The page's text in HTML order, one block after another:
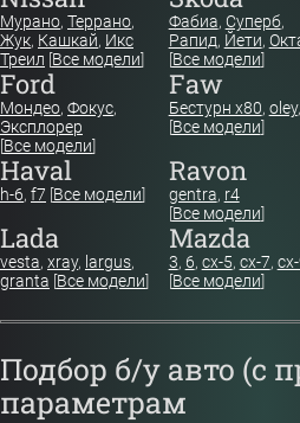
Мурано, Террано,
Жук, Кашкай, Икс
Треил [Все модели]
Фабиа, Суперб,
Рапид, Йети,
[Все модели]
Ford
Мондео, Фокус,
Эксплорер
[Все модели]
Faw
Бестурн х80, oley,
[Все модели]
Haval
h-6, f7 [Все модели]
Ravon
gentra, r4
[Все модели]
Lada
vesta, xray, largus,
granta [Все модели]
Mazda
3, 6, cx-5, cx-7,
[Все модели]
Подбор б/у авто (с
параметрам